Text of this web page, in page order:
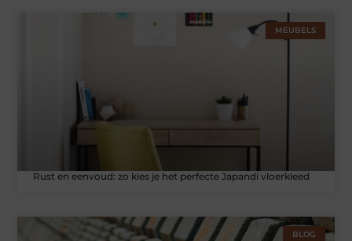
MEUBELS
Rust en eenvoud: zo kies je het perfecte Japandi vloerkleed
BLOG